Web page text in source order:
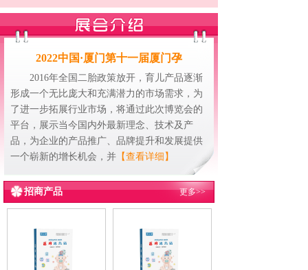
2022中国·厦门第十一届厦门孕
2016年全国二胎政策放开，育儿产品逐渐
形成一个无比庞大和充满潜力的市场需求，为
了进一步拓展行业市场，将通过此次博览会的
平台，展示当今国内外最新理念、技术及产
品，为企业的产品推广、品牌提升和发展提供
一个崭新的增长机会，并 【查看详细】
招商产品 更多>>